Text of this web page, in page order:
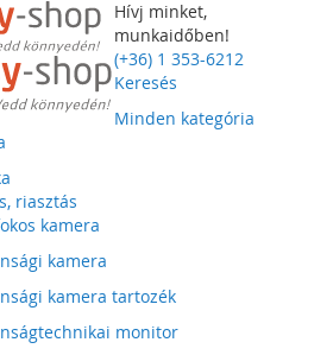
Hívj minket,
munkaidőben!
(+36) 1 353-6212
Keresés
Minden kategória
riasztás
kamera
kamera
kamera tartozék
monitor